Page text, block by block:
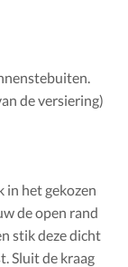
de versiering)
in het gekozen
de open rand
stik deze dicht
Sluit de kraag